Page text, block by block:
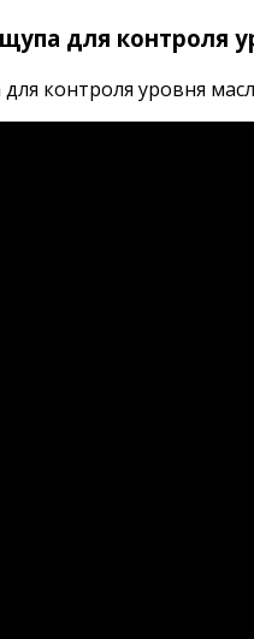
для контроля
контроля уровня